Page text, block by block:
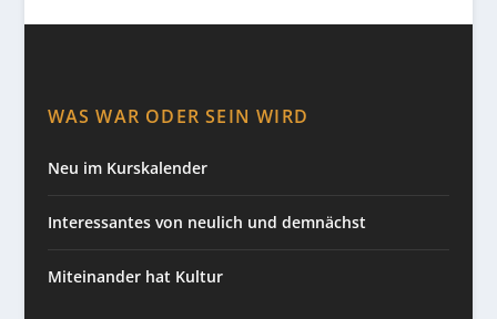
WAS WAR ODER SEIN WIRD
Neu im Kurskalender
Interessantes von neulich und demnächst
Miteinander hat Kultur